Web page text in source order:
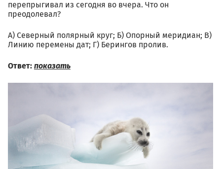
перепрыгивал из сегодня во вчера. Что он
преодолевал?
А) Северный полярный круг; Б) Опорный меридиан; В)
Линию перемены дат; Г) Берингов пролив.
Ответ: показать